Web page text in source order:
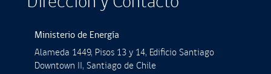
Ministerio de Energía
Alameda 1449, Pisos 13 y 14, Ediﬁcio Santiago
Downtown II, Santiago de Chile